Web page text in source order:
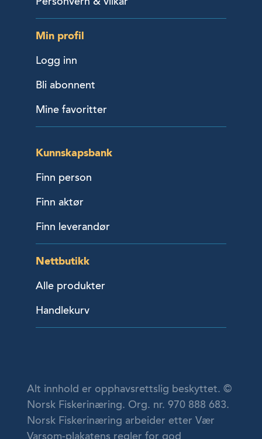
Min profil
Logg inn
Bli abonnent
Mine favoritter
Kunnskapsbank
Finn person
Finn aktør
Finn leverandør
Nettbutikk
Alle produkter
Handlekurv
Alt innhold er opphavsrettslig beskyttet. ©
Norsk Fiskerinæring. Org. nr. 970 888 683.
Norsk Fiskerinæring arbeider etter Vær
Varsom-plakatens regler for god